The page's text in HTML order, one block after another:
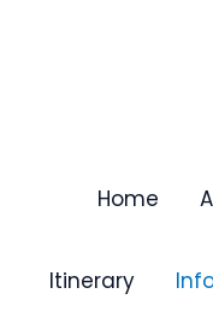
Home
Itinerary